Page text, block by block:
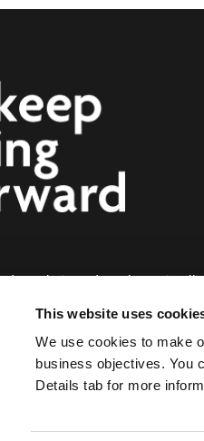
This website uses
We use cookies to make
business objectives. You
Details tab for more
des solutions de recharge
aux villes. Nos solutions de
entreprises et aux villes de
dont les conducteurs
que l'évolutivité de nos